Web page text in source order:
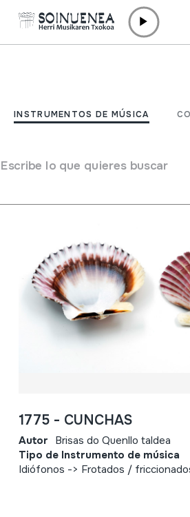
INSTRUMENTOS DE MÚSICA
Escribe lo que quieres buscar
Filtrar
1775 - CUNCHAS
Autor Brisas do Quenllo taldea
Tipo de Instrumento de música
Idiófonos -> Frotados /